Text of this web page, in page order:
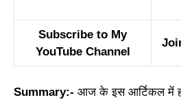
Subscribe to My
YouTube Channel
Summary:- आज के इस आर्टिकल में